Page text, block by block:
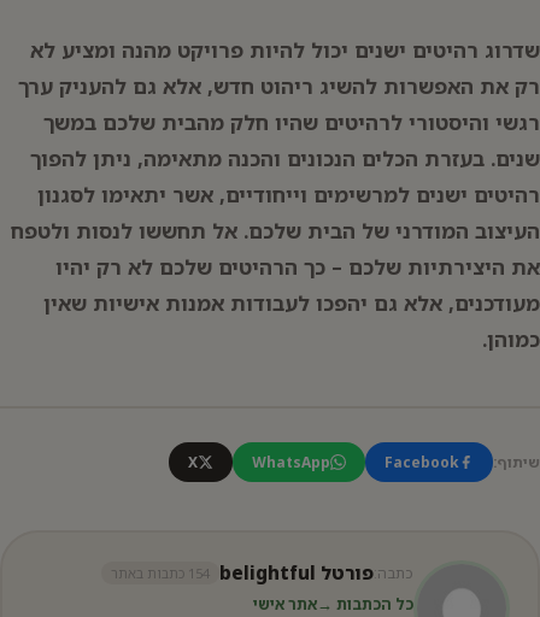
שדרוג רהיטים ישנים יכול להיות פרויקט מהנה ומציע לא
רק את האפשרות להשיג ריהוט חדש, אלא גם להעניק ערך
רגשי והיסטורי לרהיטים שהיו חלק מהבית שלכם במשך
שנים. בעזרת הכלים הנכונים והכנה מתאימה, ניתן להפוך
רהיטים ישנים למרשימים וייחודיים, אשר יתאימו לסגנון
העיצוב המודרני של הבית שלכם. אל תחששו לנסות ולטפח
את היצירתיות שלכם – כך הרהיטים שלכם לא רק יהיו
מעודכנים, אלא גם יהפכו לעבודות אמנות אישיות שאין
כמוהן.
שיתוף: Facebook
WhatsApp
X
כתבה:פורטל belightful 154 כתבות באתר
כל הכתבות →אתר אישי